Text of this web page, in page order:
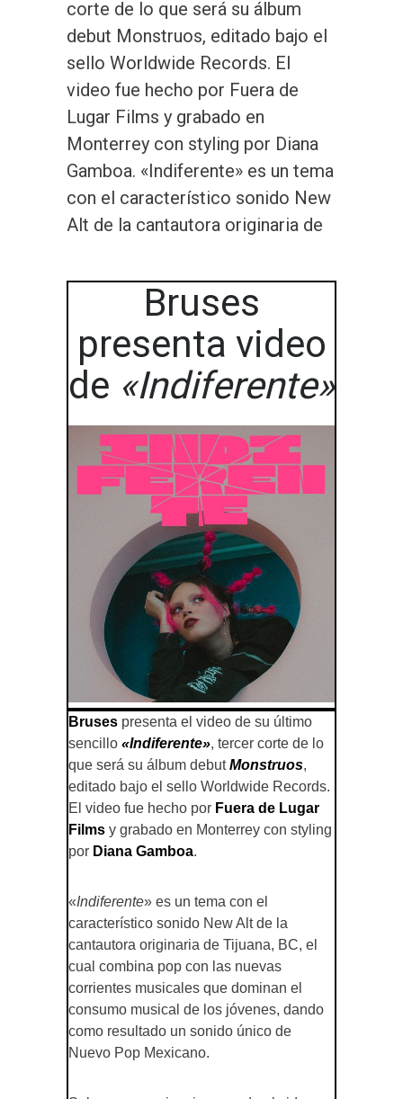
corte de lo que será su álbum
debut Monstruos, editado bajo el
sello Worldwide Records. El
video fue hecho por Fuera de
Lugar Films y grabado en
Monterrey con styling por Diana
Gamboa. «Indiferente» es un tema
con el característico sonido New
Alt de la cantautora originaria de
Bruses
presenta video
de «Indiferente»
Bruses presenta el video de su último
sencillo «Indiferente», tercer corte de lo
que será su álbum debutMonstruos,
editado bajo el sello Worldwide Records.
El video fue hecho por Fuera de Lugar
Films y grabado en Monterrey con styling
por Diana Gamboa.
«Indiferente» es un tema con el
característico sonido New Alt de la
cantautora originaria de Tijuana, BC, el
cual combina pop con las nuevas
corrientes musicales que dominan el
consumo musical de los jóvenes, dando
como resultado un sonido único de
Nuevo Pop Mexicano.